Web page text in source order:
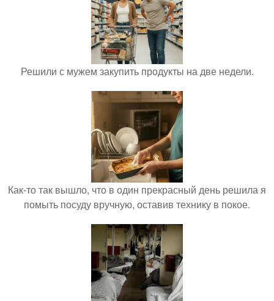
Решили с мужем закупить продукты на две недели.
Как-то так вышло, что в один прекрасный день решила я
помыть посуду вручную, оставив технику в покое.